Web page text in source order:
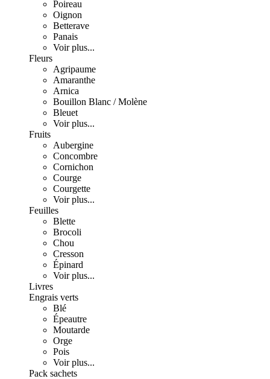
Poireau
Oignon
Betterave
Panais
Voir plus...
Fleurs
Agripaume
Amaranthe
Arnica
Bouillon Blanc / Molène
Bleuet
Voir plus...
Fruits
Aubergine
Concombre
Cornichon
Courge
Courgette
Voir plus...
Feuilles
Blette
Brocoli
Chou
Cresson
Épinard
Voir plus...
Livres
Engrais verts
Blé
Épeautre
Moutarde
Orge
Pois
Voir plus...
Pack sachets